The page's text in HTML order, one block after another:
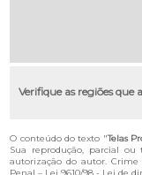
Verifique as regiões que
O conteúdo do texto "Telas
Sua reprodução, parcial
autorização do autor.